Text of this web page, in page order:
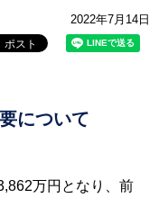
2022年7月14日
について
万円となり、前